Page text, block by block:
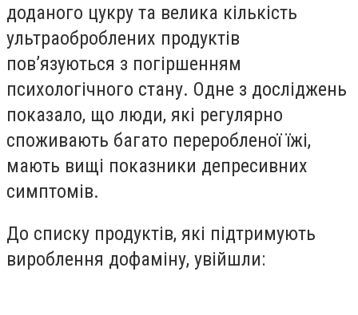
доданого цукру та велика кількість
ультраоброблених продуктів
пов’язуються з погіршенням
психологічного стану. Одне з досліджень
показало, що люди, які регулярно
споживають багато переробленої їжі,
мають вищі показники депресивних
симптомів.
До списку продуктів, які підтримують
вироблення дофаміну, увійшли: